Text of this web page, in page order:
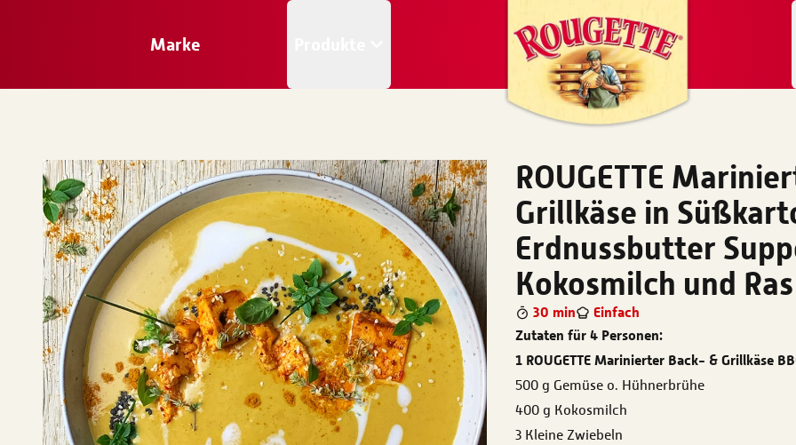
Marke
ROUGETTE
Grillkäse in
Erdnussbutter
Kokosmilch und
30 min
Einfach
Zutaten für 4 Personen:
1 ROUGETTE Marinierter Back- & Grillkäse
500 g Gemüse o. Hühnerbrühe
400 g Kokosmilch
3 Kleine Zwiebeln